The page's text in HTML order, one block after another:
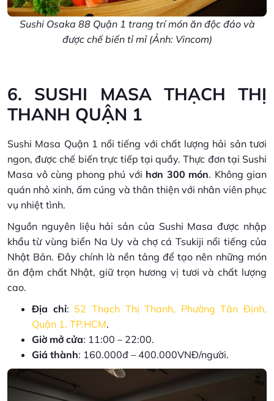
Sushi Osaka 88 Quận 1 trang trí món ăn độc đáo và
được chế biến tỉ mỉ (Ảnh: Vincom)
6. SUSHI MASA THẠCH THỊ
THANH QUẬN 1
Sushi Masa Quận 1 nổi tiếng với chất lượng hải sản tươi
ngon, được chế biến trực tiếp tại quầy. Thực đơn tại Sushi
Masa vô cùng phong phú với hơn 300 món. Không gian
quán nhỏ xinh, ấm cúng và thân thiện với nhân viên phục
vụ nhiệt tình.
Nguồn nguyên liệu hải sản của Sushi Masa được nhập
khẩu từ vùng biển Na Uy và chợ cá Tsukiji nổi tiếng của
Nhật Bản. Đây chính là nền tảng để tạo nên những món
ăn đậm chất Nhật, giữ trọn hương vị tươi và chất lượng
cao.
Địa chỉ: 52 Thạch Thị Thanh, Phường Tân Định,
Quận 1, TP.HCM.
Giờ mở cửa: 11:00 – 22:00.
Giá thành: 160.000đ – 400.000VNĐ/người.